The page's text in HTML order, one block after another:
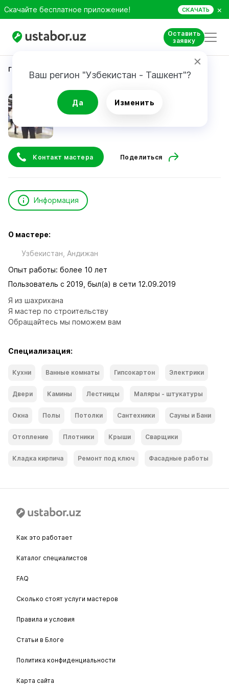
Скачайте бесплатное приложение! СКАЧАТЬ ×
Оставить
заявку
Ваш регион "Узбекистан - Ташкент"?
Да Изменить
Главная
Gayratbek.M.A
Контакт мастера Поделиться
Информация
О мастере:
Узбекистан, Андижан
Опыт работы: более 10 лет
Пользователь с 2019, был(а) в сети 12.09.2019
Я из шахрихана
Я мастер по строительству
Обращайтесь мы поможем вам
Специализация:
Кухни Ванные комнаты Гипсокартон Электрики
Двери Камины Лестницы Маляры - штукатуры
Окна Полы Потолки Сантехники Сауны и Бани
Отопление Плотники Крыши Сварщики
Кладка кирпича Ремонт под ключ Фасадные работы
Как это работает
Каталог специалистов
FAQ
Сколько стоят услуги мастеров
Правила и условия
Статьи в Блоге
Политика конфиденциальности
Карта сайта